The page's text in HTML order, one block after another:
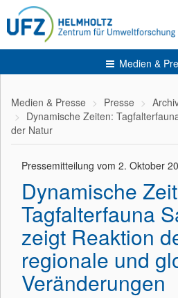
Medien &
Medien & Presse Presse
Dynamische Zeiten:
der Natur
Pressemitteilung vom 2. Oktober
Dynamische
Tagfalterfauna
zeigt Reaktion
regionale und
Veränderungen